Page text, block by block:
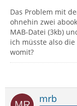
Das Problem mit
ohnehin zwei
MAB-Datei (3kb)
ich müsste also
womit?
mrb